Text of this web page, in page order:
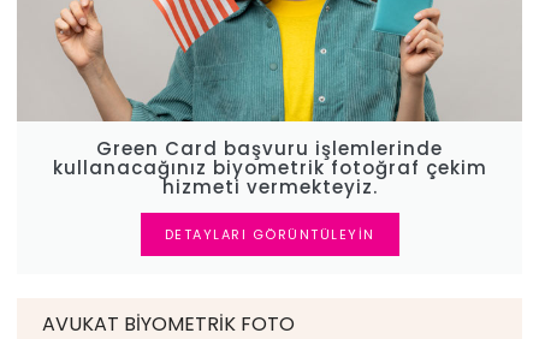
Green Card başvuru işlemlerinde
kullanacağınız biyometrik fotoğraf çekim
hizmeti vermekteyiz.
DETAYLARI GÖRÜNTÜLEYIN
AVUKAT BIYOMETRIK FOTO